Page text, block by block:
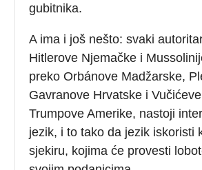
gubitnika.
A ima i još nešto: svaki
Hitlerove Njemačke i
preko Orbánove Madžarske,
Gavranove Hrvatske i
Trumpove Amerike, nastoji
jezik, i to tako da jezik iskoristi
sjekiru, kojima će provesti